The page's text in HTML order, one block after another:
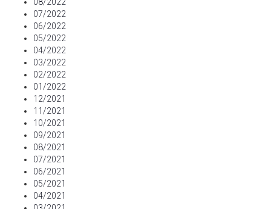
07/2022
06/2022
05/2022
04/2022
03/2022
02/2022
01/2022
12/2021
11/2021
10/2021
09/2021
08/2021
07/2021
06/2021
05/2021
04/2021